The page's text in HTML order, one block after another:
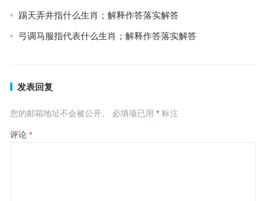
踢天弄井指什么生肖；解释作答落实解答
弓调马服指代表什么生肖；解释作答落实解答
发表回复
您的邮箱地址不会被公开。 必填项已用 *标注
评论 *